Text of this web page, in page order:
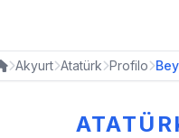
Akyurt Atatürk Profilo